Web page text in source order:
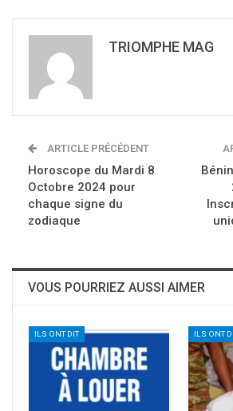
TRIOMPHE MAG
ARTICLE PRÉCÉDENT
Horoscope du Mardi 8
Octobre 2024 pour
chaque signe du
zodiaque
VOUS POURRIEZ AUSSI AIMER
ILS ONT DIT ILS ONT